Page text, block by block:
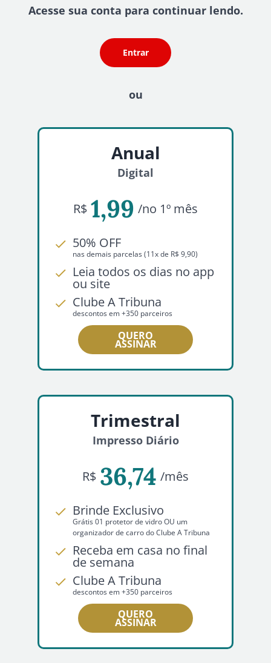
Acesse sua conta para continuar lendo.
Entrar
ou
Anual
Digital
R$ 1,99 /no 1º mês
50% OFF
nas demais parcelas (11x de R$ 9,90)
Leia todos os dias no app
ou site
Clube A Tribuna
descontos em +350 parceiros
QUERO
ASSINAR
Trimestral
Impresso Diário
R$ 36,74 /mês
Brinde Exclusivo
Grátis 01 protetor de vidro OU um
organizador de carro do Clube A Tribuna
Receba em casa no final
de semana
Clube A Tribuna
descontos em +350 parceiros
QUERO
ASSINAR